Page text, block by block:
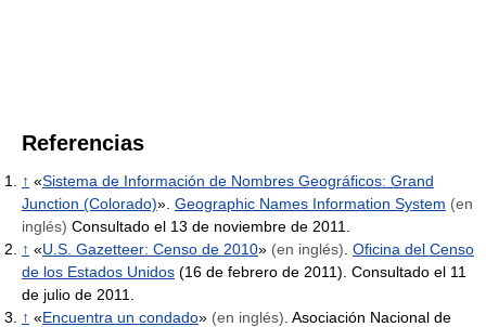
Referencias
↑ «Sistema de Información de Nombres Geográficos: Grand
Junction (Colorado)». Geographic Names Information System (en
inglés) Consultado el 13 de noviembre de 2011.
↑ «U.S. Gazetteer: Censo de 2010» (en inglés) Oficina del Censo
de los Estados Unidos (16 de febrero de 2011). Consultado el 11
de julio de 2011.
↑ «Encuentra un condado» (en inglés) . Asociación Nacional de